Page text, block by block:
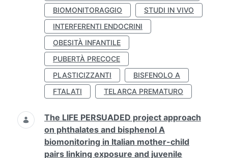
BIOMONITORAGGIO
STUDI IN VIVO
INTERFERENTI ENDOCRINI
OBESITÀ INFANTILE
PUBERTÀ PRECOCE
PLASTICIZZANTI
BISFENOLO A
FTALATI
TELARCA PREMATURO
The LIFE PERSUADED project approach
on phthalates and bisphenol A
biomonitoring in Italian mother-child
pairs linking exposure and juvenile